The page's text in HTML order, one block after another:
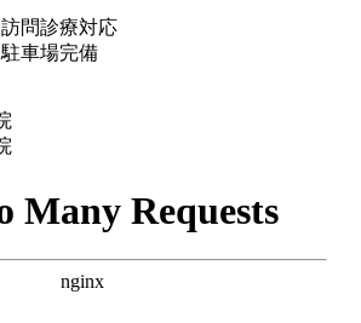
訪問診療対応
駐車場完備